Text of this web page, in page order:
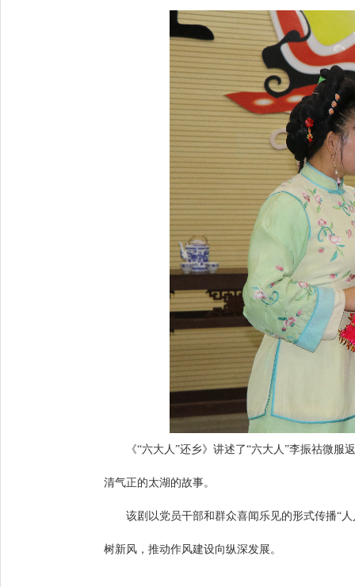
《“六大人”还乡》讲述了“六大人”李振祜微
清气正的太湖的故事。
该剧以党员干部和群众喜闻乐见的形式传播“
树新风，推动作风建设向纵深发展。